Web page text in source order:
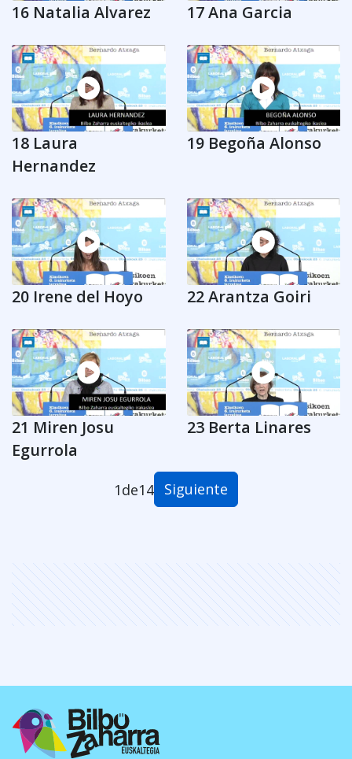
16 Natalia Alvarez 17 Ana Garcia
18 Laura
Hernandez
19 Begoña Alonso
20 Irene del Hoyo 22 Arantza Goiri
21 Miren Josu
Egurrola
23 Berta Linares
1de14 Siguiente